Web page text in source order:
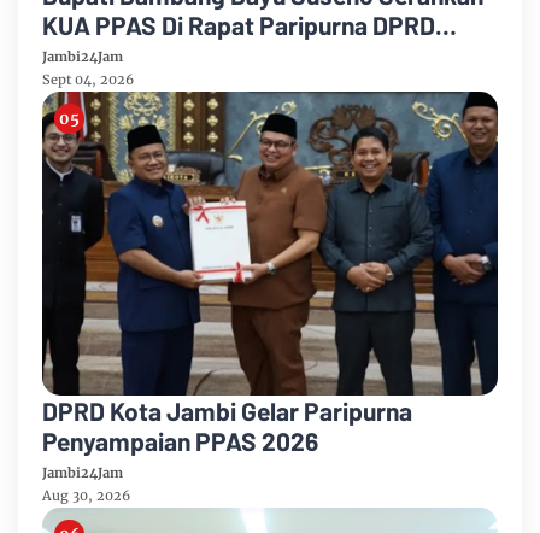
KUA PPAS Di Rapat Paripurna DPRD
Muarojambi
Jambi24Jam
Sept 04, 2026
DPRD Kota Jambi Gelar Paripurna
Penyampaian PPAS 2026
Jambi24Jam
Aug 30, 2026